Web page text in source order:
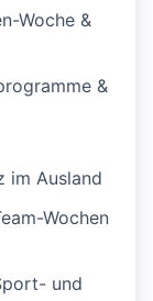
Woche &
&
im Ausland
Wochen
und